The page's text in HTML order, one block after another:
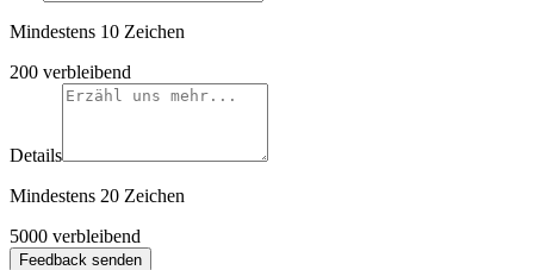
Mindestens 10 Zeichen
200 verbleibend
Details
Mindestens 20 Zeichen
5000 verbleibend
Feedback senden